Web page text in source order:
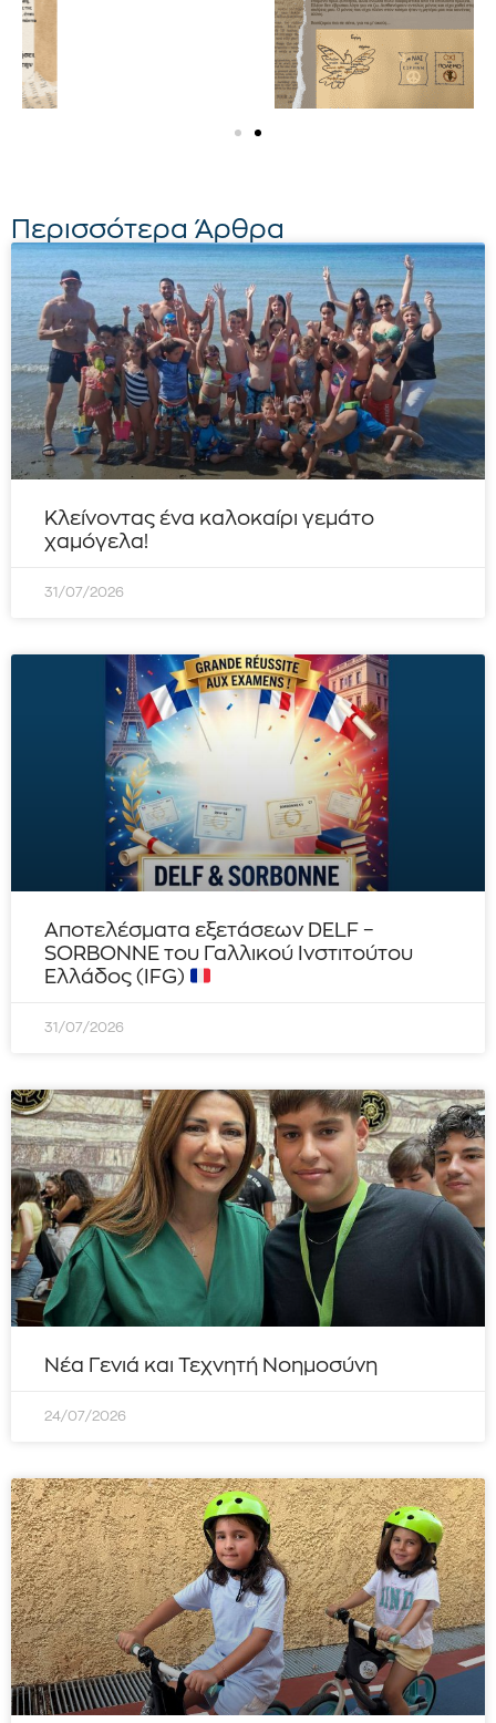
Περισσότερα Άρθρα
Κλείνοντας ένα καλοκαίρι γεμάτο
χαμόγελα!
31/07/2026
Αποτελέσματα εξετάσεων DELF –
SORBONNE του Γαλλικού Ινστιτούτου
Ελλάδος (IFG)
31/07/2026
Νέα Γενιά και Τεχνητή Νοημοσύνη
24/07/2026